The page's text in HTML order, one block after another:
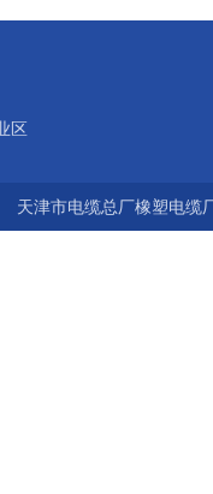
区
天津市电缆总厂橡塑电